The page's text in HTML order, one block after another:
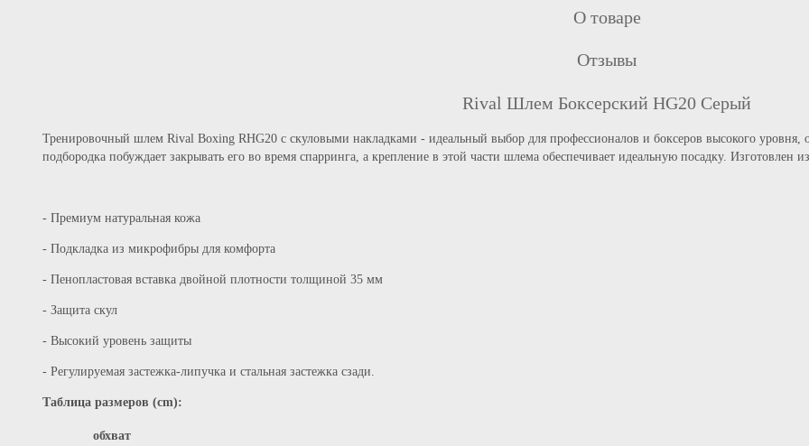
Детские шорты для ММА
Боксерские лапы и макивары
Боксерские мешки и груши
валики, резина)
Кимоно для дзюдо
О товаре
Отзывы
Rival Шлем Боксерский HG20 Серый
Тренировочный шлем Rival Boxing RHG20 с скуловыми накладками - идеальный выбор для профессионалов и боксеров высокого
подбородка побуждает закрывать его во время спарринга, а крепление в этой части шлема обеспечивает идеальную посадку. Изготовлен
- Премиум натуральная кожа
- Подкладка из микрофибры для комфорта
- Пенопластовая вставка двойной плотности толщиной 35 мм
- Защита скул
- Высокий уровень защиты
- Регулируемая застежка-липучка и стальная застежка сзади.
Таблица размеров (cm):
обхват